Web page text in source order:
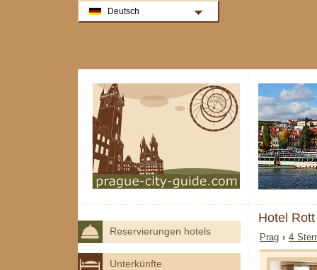
Hotel
Prag ›4
Reservierungen hotels
Unterkünfte
Deutsch